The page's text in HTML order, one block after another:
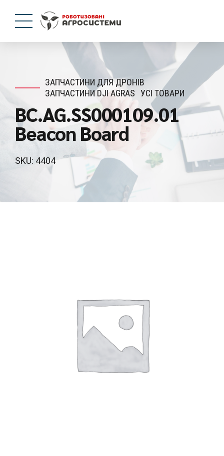
ЗАПЧАСТИНИ ДЛЯ ДРОНІВ
ЗАПЧАСТИНИ DJI AGRAS УСІ ТОВАРИ
BC.AG.SS000109.01
Beacon Board
SKU: 4404